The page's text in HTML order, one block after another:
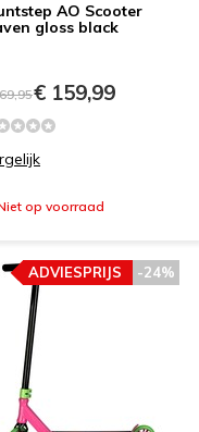
AO Scooter
gloss black
€ 159,99
op voorraad
-24%
ADVIESPRIJS